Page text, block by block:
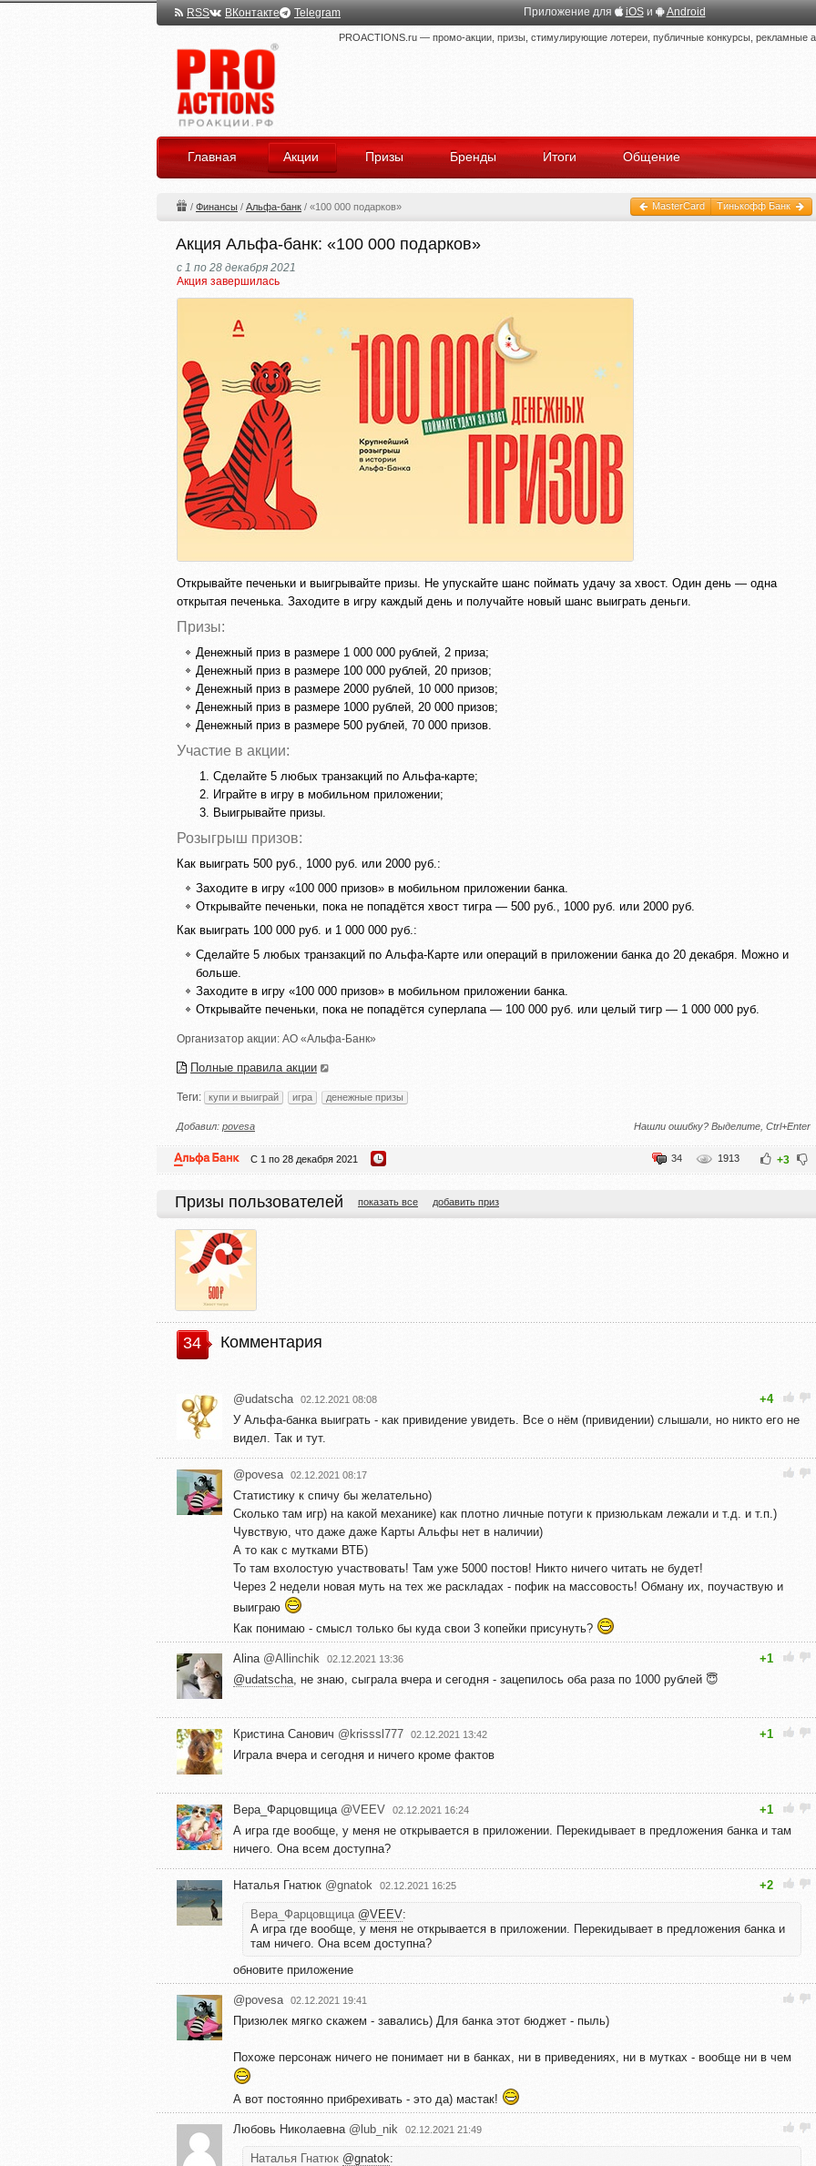
RSS ВКонтакте Telegram Приложение для iOSи Android
PROACTIONS.ru — промо-акции, призы, стимулирующие лотереи, публичные конкурсы, рекламные
Главная Акции Призы Бренды Итоги Общение
MasterCard Тинькофф Банк
/ Финансы / Альфа-банк / «100 000 подарков»
Акция Альфа-банк: «100 000 подарков»
с 1 по 28 декабря 2021
Акция завершилась
Открывайте печеньки и выигрывайте призы. Не упускайте шанс поймать удачу за хвост. Один день — одна
открытая печенька. Заходите в игру каждый день и получайте новый шанс выиграть деньги.
Призы:
Денежный приз в размере 1 000 000 рублей, 2 приза;
Денежный приз в размере 100 000 рублей, 20 призов;
Денежный приз в размере 2000 рублей, 10 000 призов;
Денежный приз в размере 1000 рублей, 20 000 призов;
Денежный приз в размере 500 рублей, 70 000 призов.
Участие в акции:
Сделайте 5 любых транзакций по Альфа-карте;
Играйте в игру в мобильном приложении;
Выигрывайте призы.
Розыгрыш призов:
Как выиграть 500 руб., 1000 руб. или 2000 руб.:
Заходите в игру «100 000 призов» в мобильном приложении банка.
Открывайте печеньки, пока не попадётся хвост тигра — 500 руб., 1000 руб. или 2000 руб.
Как выиграть 100 000 руб. и 1 000 000 руб.:
Сделайте 5 любых транзакций по Альфа⁠-⁠Карте или операций в приложении банка до 20 декабря. Можно и
больше.
Заходите в игру «100 000 призов» в мобильном приложении банка.
Открывайте печеньки, пока не попадётся суперлапа — 100 000 руб. или целый тигр — 1 000 000 руб.
Организатор акции: АО «Альфа-Банк»
Полные правила акции
Теги: купи и выиграй игра денежные призы
Добавил: povesa Нашли ошибку? Выделите, Ctrl+Enter
С 1 по 28 декабря 2021 +3
1913
34
Призы пользователей показать все добавить приз
34 Комментария
@udatscha 02.12.2021 08:08
+4
У Альфа-банка выиграть - как привидение увидеть. Все о нём (привидении) слышали, но никто его не
видел. Так и тут.
@povesa 02.12.2021 08:17
Статистику к спичу бы желательно)
Сколько там игр) на какой механике) как плотно личные потуги к призюлькам лежали и т.д. и т.п.)
Чувствую, что даже даже Карты Альфы нет в наличии)
А то как с мутками ВТБ)
То там вхолостую участвовать! Там уже 5000 постов! Никто ничего читать не будет!
Через 2 недели новая муть на тех же раскладах - пофик на массовость! Обману их, поучаствую и
выиграю
Как понимаю - смысл только бы куда свои 3 копейки присунуть?
Alina @Allinchik 02.12.2021 13:36
+1
@udatscha , не знаю, сыграла вчера и сегодня - зацепилось оба раза по 1000 рублей 😇
Кристина Санович @krisssl777 02.12.2021 13:42
+1
Играла вчера и сегодня и ничего кроме фактов
Вера_Фарцовщица @VEEV 02.12.2021 16:24
+1
А игра где вообще, у меня не открывается в приложении. Перекидывает в предложения банка и там
ничего. Она всем доступна?
Наталья Гнатюк @gnatok 02.12.2021 16:25 +2
Вера_Фарцовщица @VEEV:
А игра где вообще, у меня не открывается в приложении. Перекидывает в предложения банка и
там ничего. Она всем доступна?
обновите приложение
@povesa 02.12.2021 19:41
Призюлек мягко скажем - завались) Для банка этот бюджет - пыль)
Похоже персонаж ничего не понимает ни в банках, ни в приведениях, ни в мутках - вообще ни в чем
А вот постоянно прибрехивать - это да) мастак!
Любовь Николаевна @lub_nik 02.12.2021 21:49
Наталья Гнатюк @gnatok: